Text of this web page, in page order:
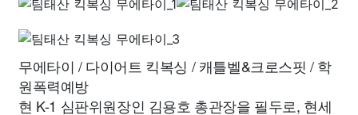
무에타이 / 다이어트 킥복싱 / 캐틀벨&크로스핏 / 학
원폭력예방
현 K-1 심판위원장인 김용호 총관장을 필두로, 현세